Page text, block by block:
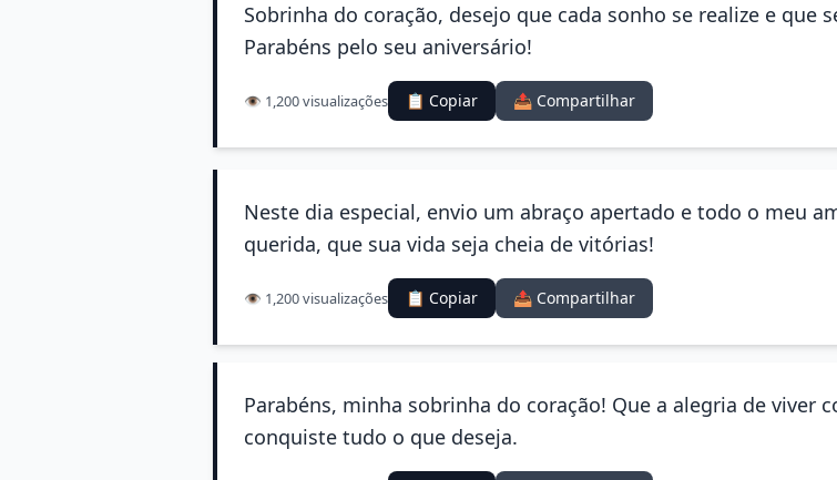
Sobrinha do coração, desejo que cada sonho se realize e que
Parabéns pelo seu aniversário!
👁️ 1,200 visualizações 📋 Copiar 📤 Compartilhar
Neste dia especial, envio um abraço apertado e todo o meu
querida, que sua vida seja cheia de vitórias!
👁️ 1,200 visualizações 📋 Copiar 📤 Compartilhar
Parabéns, minha sobrinha do coração! Que a alegria de viver
conquiste tudo o que deseja.